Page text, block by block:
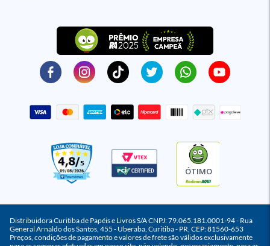
ÓTIMO
Distribuidora Curitiba de Papéis e Livros S/A CNPJ: 79.065.181.0001-94 - Rua
General Arnaldo dos Santos, 455 - Uberaba, Curitiba - PR, CEP: 81560-653
Preços, condições de pagamento e valores de frete são válidos exclusivamente